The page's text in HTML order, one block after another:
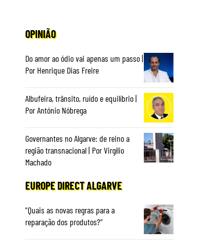
OPINIÃO
Do amor ao ódio vai apenas um passo |
Por Henrique Dias Freire
Albufeira, trânsito, ruído e equilíbrio |
Por António Nóbrega
Governantes no Algarve: de reino a
região transnacional | Por Virgílio
Machado
EUROPE DIRECT ALGARVE
“Quais as novas regras para a
reparação dos produtos?”